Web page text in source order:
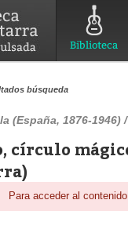
Biblioteca
búsqueda
(España, 1876-1946)
círculo
Para acceder al